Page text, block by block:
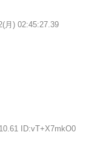
月) 02:45:27.39
ID:vT+X7mkO0